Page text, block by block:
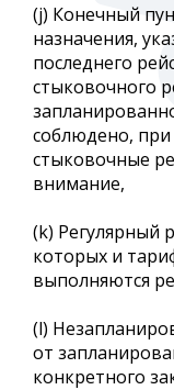
(j) Конечный
назначения,
последнего
стыковочного
соблюдено,
стыковочные
внимание,
(k) Регулярный
которых и
выполняются
(l)
от
конкретного